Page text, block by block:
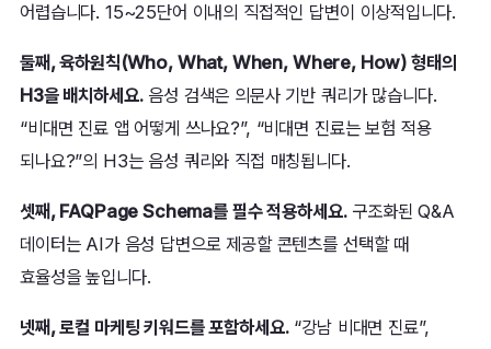
어렵습니다. 15~25단어 이내의 직접적인 답변이 이상적입니다.
둘째, 육하원칙(Who, What, When, Where, How) 형태의
H3을 배치하세요.음성 검색은 의문사 기반 쿼리가 많습니다.
“비대면 진료 앱 어떻게 쓰나요?”, “비대면 진료는 보험 적용
되나요?”의 H3는 음성 쿼리와 직접 매칭됩니다.
셋째, FAQPage Schema를 필수 적용하세요.구조화된 Q&A
데이터는 AI가 음성 답변으로 제공할 콘텐츠를 선택할 때
효율성을 높입니다.
넷째, 로컬 마케팅 키워드를 포함하세요.“강남 비대면 진료”,